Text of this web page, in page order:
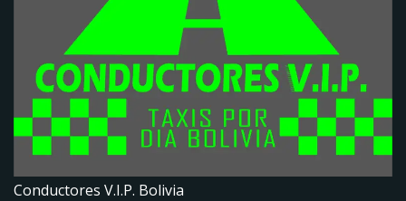
Conductores V.I.P. Bolivia